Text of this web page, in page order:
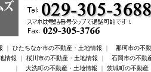
｜ ひたちなか市の不動産・土地情報 ｜ 那珂市の不
情報 ｜ 桜川市の不動産・土地情報 ｜ 石岡市の不動
｜ 大洗町の不動産・土地情報 ｜ 茨城町の不動産